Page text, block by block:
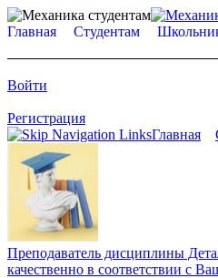
Главная Студентам
Войти
Регистрация
Главная
Преподаватель дисциплины
качественно в соответствии с